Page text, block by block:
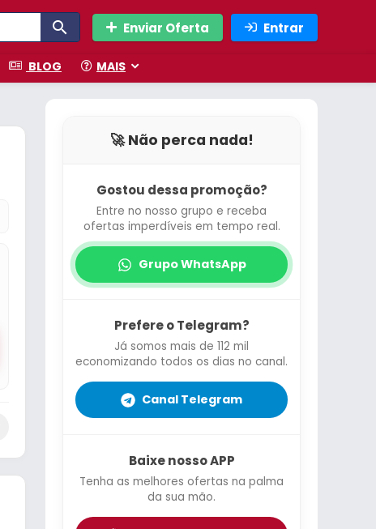
Enviar Oferta Entrar
BLOG MAIS
🚀 Não perca nada!
Gostou dessa promoção?
Entre no nosso grupo e receba
ofertas imperdíveis em tempo real.
Grupo WhatsApp
Prefere o Telegram?
Já somos mais de 112 mil
economizando todos os dias no canal.
Canal Telegram
Baixe nosso APP
Tenha as melhores ofertas na palma
da sua mão.